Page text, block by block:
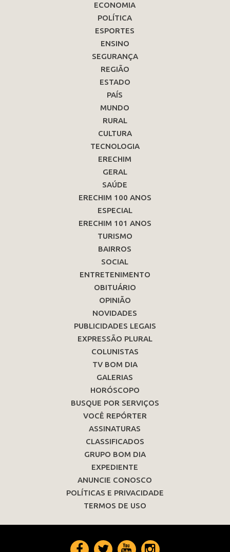
ECONOMIA
POLÍTICA
ESPORTES
ENSINO
SEGURANÇA
REGIÃO
ESTADO
PAÍS
MUNDO
RURAL
CULTURA
TECNOLOGIA
ERECHIM
GERAL
SAÚDE
ERECHIM 100 ANOS
ESPECIAL
ERECHIM 101 ANOS
TURISMO
BAIRROS
SOCIAL
ENTRETENIMENTO
OBITUÁRIO
OPINIÃO
NOVIDADES
PUBLICIDADES LEGAIS
EXPRESSÃO PLURAL
COLUNISTAS
TV BOM DIA
GALERIAS
HORÓSCOPO
BUSQUE POR SERVIÇOS
VOCÊ REPÓRTER
ASSINATURAS
CLASSIFICADOS
GRUPO BOM DIA
EXPEDIENTE
ANUNCIE CONOSCO
POLÍTICAS E PRIVACIDADE
TERMOS DE USO